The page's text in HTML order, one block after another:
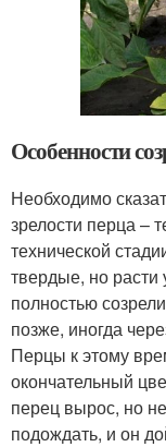
Особенности
Необходимо
зрелости перца –
технической
твердые, но расти
полностью
позже, иногда
Перцы к этому
окончательный
перец вырос, но
подождать, и он